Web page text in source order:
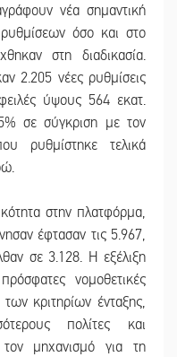
νέα σημαντική
όσο και στο
στη διαδικασία.
2.205 νέες ρυθμίσεις
ύψους 564 εκατ.
σε σύγκριση με τον
ρυθμίστηκε τελικά
στην πλατφόρμα,
έφτασαν τις 5.967,
σε 3.128. Η εξέλιξη
νομοθετικές
κριτηρίων ένταξης,
πολίτες και
τον μηχανισμό για τη